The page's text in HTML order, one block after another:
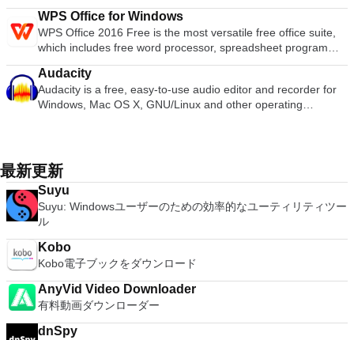
す。 全体として、OBS Studioは、Windows PCでのビデオ録
画とライブストリーミングのための強力で機能満載のプログラ
ムです。それはオープンソースであり、完全に無料で、特定の
ニーズに合わせて強力なカスタマイズと機能のロックを解除す
ることができます。
WPS Office for Windows
WPS Office 2016 Free is the most versatile free office suite,
which includes free word processor, spreadsheet program
and presentation maker. With these three programs you will
easily be able to deal with any office related tasks. WPS
Office 2016 Free has multiple language support for English,
French, German, Spanish, Portuguese,Russian and Polish
adjustment tool and multiple tabbed feature. It also has a PDF
converter, spell check and word count feature. WPS Office
2016 Personal Edition supports switching language UI,File
Roaming and Docer online templates. Key features include:
Writer Efficient word processor. Presentation Multimedia
presentations creator. Spreadsheets Powerful tool for data
processing and analysis. 100% compatible with MS Office
document file types (.docx, .pptx, .xlsx, etc.). Thousands of
free document templates. Built-in PDF reader. Mobile device
support (iOS and Android). WPS Cloud Storage included.
many innovative features, including a useful a paragraph
Audacity
Audacity is a free, easy-to-use audio editor and recorder for
Windows, Mac OS X, GNU/Linux and other operating
sounds together. Change the speed or pitch of a recording.
Add new effects with LADSPA plug-ins. And more!
最新更新
Suyu
Suyu: Windowsユーザーのための効率的なユーティリティツー
ル
Kobo
Kobo電子ブックをダウンロード
AnyVid Video Downloader
有料動画ダウンローダー
dnSpy